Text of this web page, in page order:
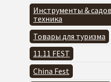
Инструменты &
техника
Товары для туризма
11.11 FEST
China Fest